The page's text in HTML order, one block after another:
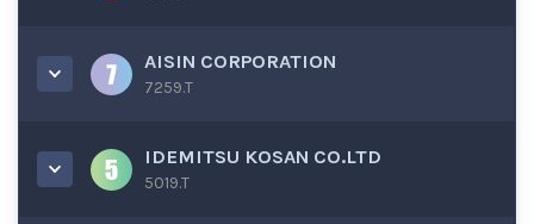
AISIN CORPORATION
7259.T
IDEMITSU KOSAN CO.LTD
5019.T